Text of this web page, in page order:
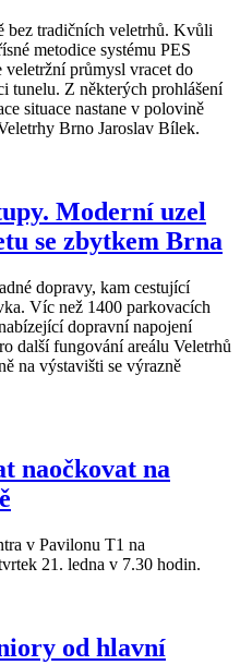
bez tradičních veletrhů. Kvůli
metodice systému PES
veletržní průmysl vracet do
tunelu. Z některých prohlášení
situace nastane v polovině
Brno Jaroslav Bílek.
Moderní uzel
se zbytkem Brna
dopravy, kam cestující
Víc než 1400 parkovacích
dopravní napojení
další fungování areálu Veletrhů
na výstavišti se výrazně
naočkovat na
v Pavilonu T1 na
21. ledna v 7.30 hodin.
od hlavní